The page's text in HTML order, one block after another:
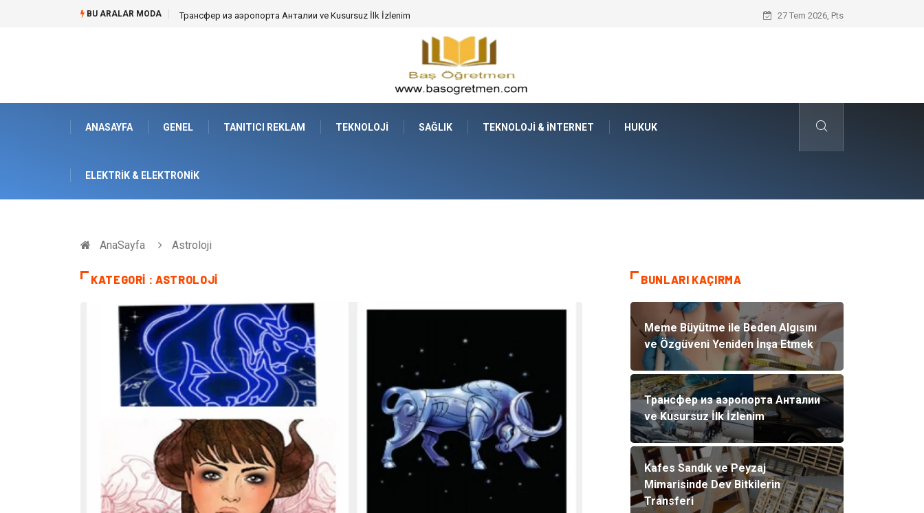
BU ARALAR MODA Трансфер из аэропорта Анталии ve Kusursuz İlk İzlenim Kafes Sandık ve Peyzaj Mimarisinde
27 Tem 2026, Pts
ANASAYFA GENEL TANITICI REKLAM TEKNOLOJI SAĞLIK TEKNOLOJI & İNTERNET HUKUK
ELEKTRIK & ELEKTRONIK
AnaSayfa Astroloji
KATEGORI : ASTROLOJI BUNLARI KAÇIRMA
Meme Büyütme ile Beden Algısını
ve Özgüveni Yeniden İnşa Etmek
Трансфер из аэропорта Анталии
ve Kusursuz İlk İzlenim
Kafes Sandık ve Peyzaj
Mimarisinde Dev Bitkilerin
Transferi